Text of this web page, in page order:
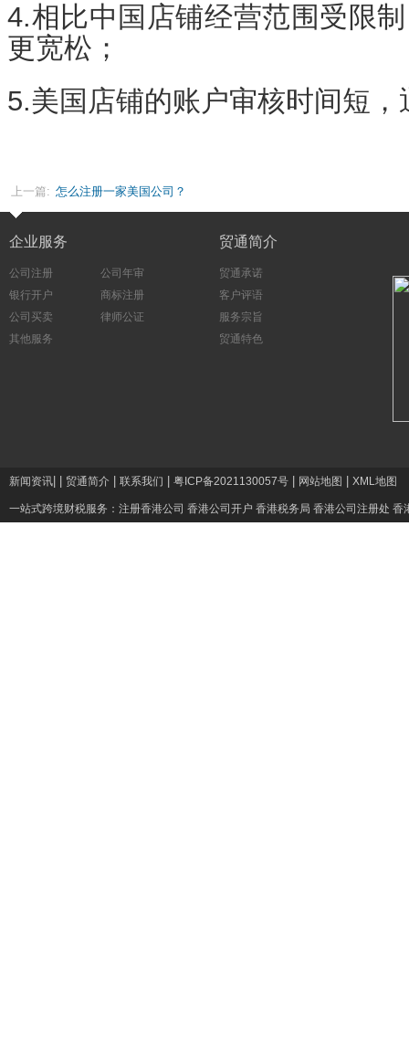
4.相比中国店铺经营范围受限
更宽松；
5.美国店铺的账户审核时间短，
上一篇: 怎么注册一家美国公司？
企业服务
公司注册
公司年审
银行开户
商标注册
公司买卖
律师公证
其他服务
贸通简介
贸通承诺
客户评语
服务宗旨
贸通特色
新闻资讯 贸通简介 联系我们 粤ICP备2021130057号 网站地图 XML地图
一站式跨境财税服务： 注册香港公司 香港公司开户 香港税务局 香港公司注册处 香